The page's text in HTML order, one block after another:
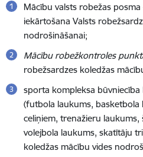
Mācību valsts robežas
iekārtošana Valsts
nodrošināšanai;
Mācību robežkontroles
robežsardzes koledžas
sporta kompleksa būvniecība
(futbola laukums, basketbola
celiņiem, trenažieru laukums,
volejbola laukums, skatītāju
koledžas mācību vides